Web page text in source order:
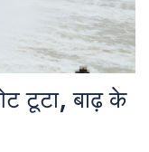
टूटा, बाढ़ के